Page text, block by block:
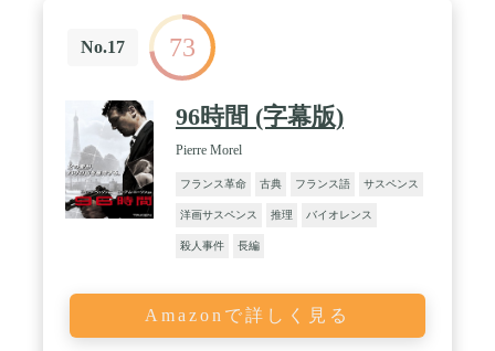
No.17 73
96時間 (字幕版)
Pierre Morel
フランス革命 古典 フランス語 サスペンス
洋画サスペンス 推理 バイオレンス
殺人事件 長編
Amazonで詳しく見る